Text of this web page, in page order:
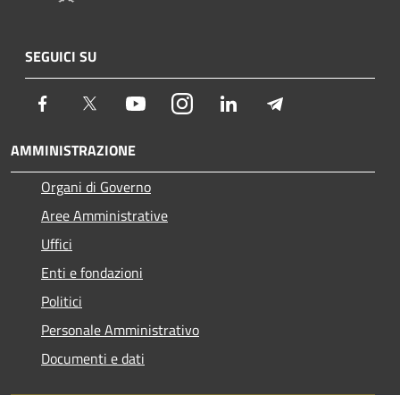
SEGUICI SU
Facebook Twitter YoutubeInstagram LinkedIn
AMMINISTRAZIONE
Organi di Governo
Aree Amministrative
Uffici
Enti e fondazioni
Politici
Personale Amministrativo
Documenti e dati